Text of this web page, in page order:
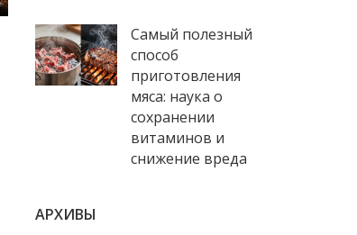
Самый полезный
способ
приготовления
мяса: наука о
сохранении
витаминов и
снижение вреда
АРХИВЫ